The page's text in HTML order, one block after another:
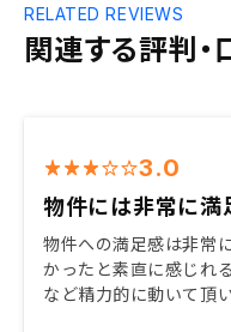
関連する評判・
RELATED REVIEWS
3.0
物件には非常に満
物件への満足感は非常
かったと素直に感じれ
など精力的に動いて頂